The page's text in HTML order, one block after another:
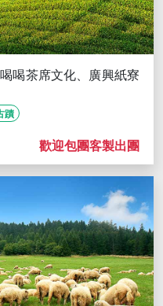
喝茶席文化、廣興紙寮
蹟
歡迎包團客製出團